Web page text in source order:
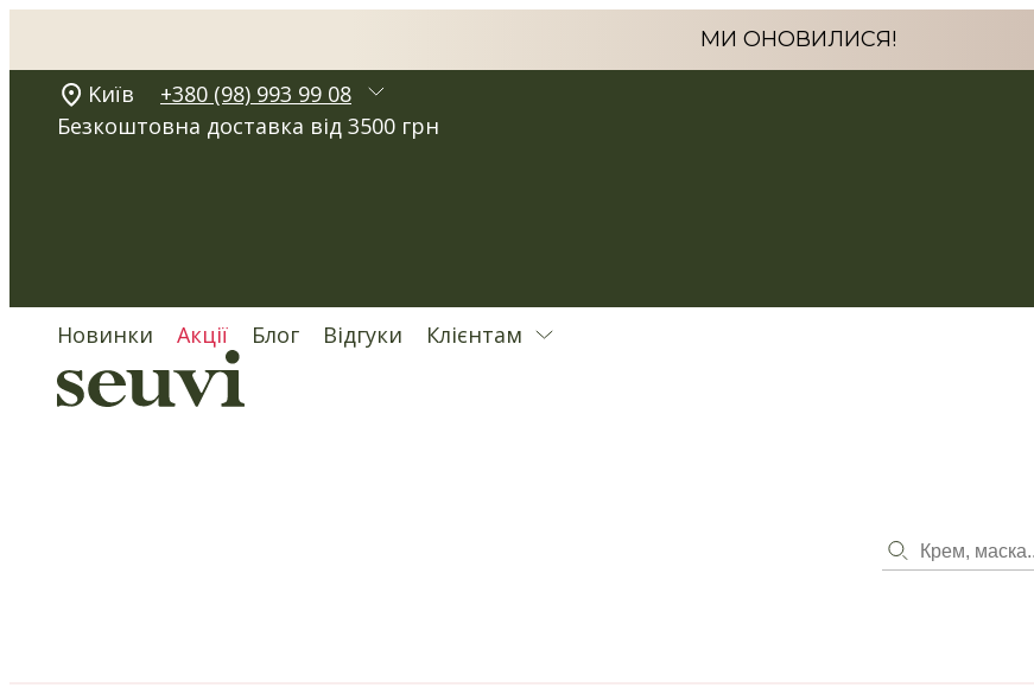
МИ ОНОВИЛИСЯ!
Kиїв
+380 (98) 993 99 08
Безкоштовна доставка від 3500 грн
Новинки Акції Блог Відгуки Клієнтам